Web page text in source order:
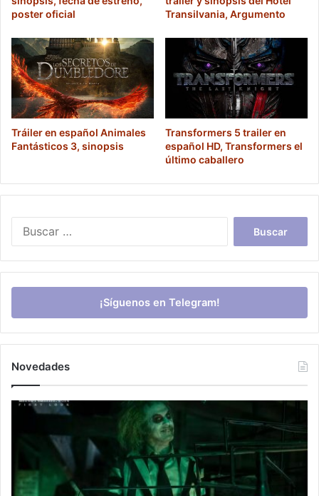
poster oficial
Transilvania, Argumento
Tráiler en español Animales
Fantásticos 3, sinopsis
Transformers 5 trailer en
español HD, Transformers el
último caballero
¡Síguenos en Telegram!
Novedades